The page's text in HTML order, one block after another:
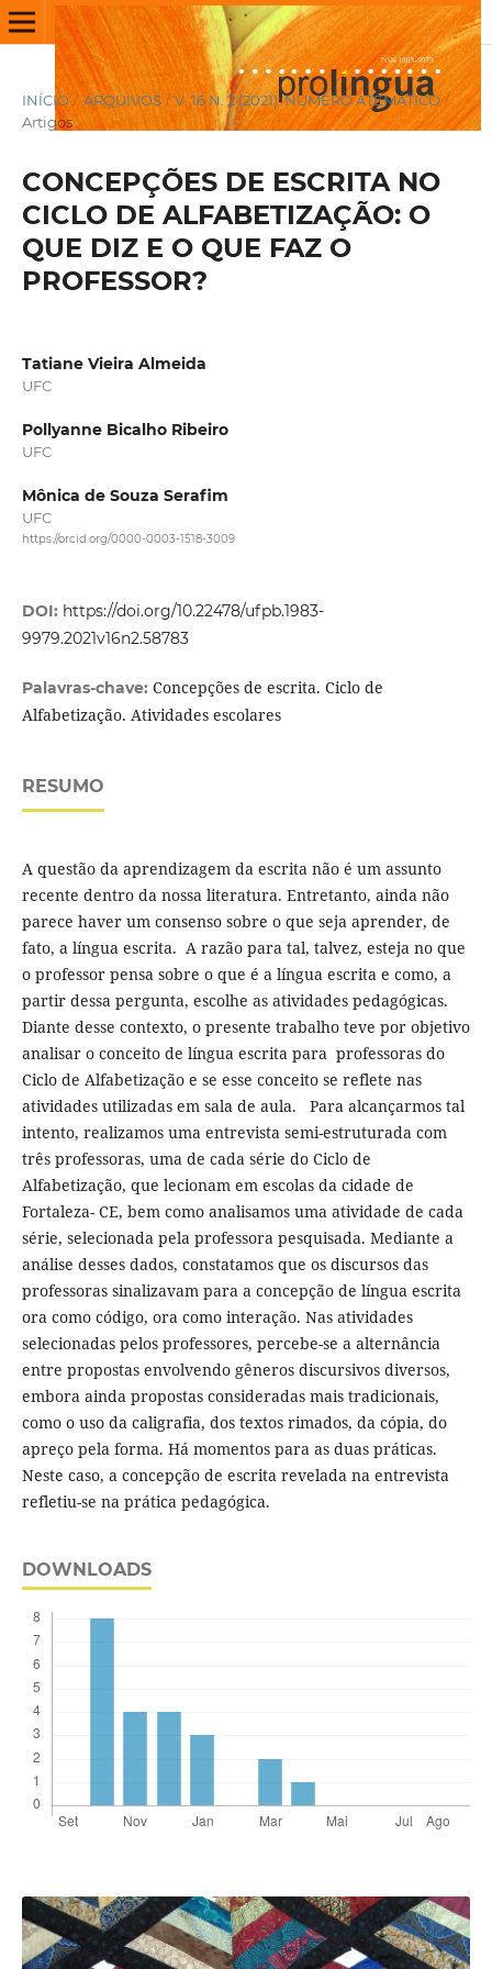
INÍCIO / ARQUIVOS / V. 16 N. 2 (2021): NÚMERO ATEMÁTICO /
Artigos
CONCEPÇÕES DE ESCRITA NO
CICLO DE ALFABETIZAÇÃO: O
QUE DIZ E O QUE FAZ O
PROFESSOR?
Tatiane Vieira Almeida
UFC
Pollyanne Bicalho Ribeiro
UFC
Mônica de Souza Serafim
UFC
https://orcid.org/0000-0003-1518-3009
DOI: https://doi.org/10.22478/ufpb.1983-
9979.2021v16n2.58783
Palavras-chave: Concepções de escrita. Ciclo de
Alfabetização. Atividades escolares
RESUMO
A questão da aprendizagem da escrita não é um assunto
recente dentro da nossa literatura. Entretanto, ainda não
parece haver um consenso sobre o que seja aprender, de
fato, a língua escrita. A razão para tal, talvez, esteja no que
o professor pensa sobre o que é a língua escrita e como, a
partir dessa pergunta, escolhe as atividades pedagógicas.
Diante desse contexto, o presente trabalho teve por objetivo
analisar o conceito de língua escrita para professoras do
Ciclo de Alfabetização e se esse conceito se reflete nas
atividades utilizadas em sala de aula. Para alcançarmos tal
intento, realizamos uma entrevista semi-estruturada com
três professoras, uma de cada série do Ciclo de
Alfabetização, que lecionam em escolas da cidade de
Fortaleza- CE, bem como analisamos uma atividade de cada
série, selecionada pela professora pesquisada. Mediante a
análise desses dados, constatamos que os discursos das
professoras sinalizavam para a concepção de língua escrita
ora como código, ora como interação. Nas atividades
selecionadas pelos professores, percebe-se a alternância
entre propostas envolvendo gêneros discursivos diversos,
embora ainda propostas consideradas mais tradicionais,
como o uso da caligrafia, dos textos rimados, da cópia, do
apreço pela forma. Há momentos para as duas práticas.
Neste caso, a concepção de escrita revelada na entrevista
refletiu-se na prática pedagógica.
DOWNLOADS